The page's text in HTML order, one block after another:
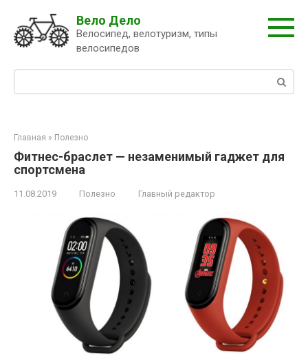
контенту
Вело Дело
Велосипед, велотуризм, типы
велосипедов
Главная » Полезно
Фитнес-браслет — незаменимый гаджет для
спортсмена
11.08.2019 Полезно Главный редактор